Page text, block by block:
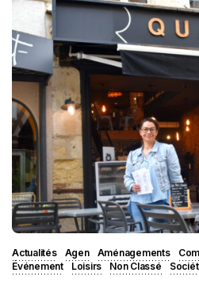
Actualités Agen Aménagements
Événement
Loisirs Non Classé